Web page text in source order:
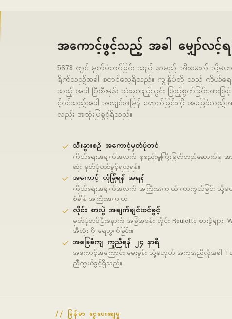
အကောင့်ဖွင့်သည့် အခါ မျှော်လင့်
5678 တွင် မှတ်ပုံတင်ခြင်း သည် နာမည်၊ အီးမေးလ် သို့မ
ရိုက်သည့်အခါ စတင်လေ့ရှိသည်။ ကျွန်ုပ်တို့ သည် ကိုယ်ရ
သည့် အခါ ပြီးစီးမုန်း သုံးခုထည့်သွင်း ဖြည့်စွက်ခြင်းအာ
င့်ဝင်သည့်အခါ အလျင်အမြန် ရောက်ခြင်းကို အခြေခံသည့်
လည်း အသုံးပြုခွင့်ရှိသည်။
သီးခွားစဉ် အကောင့်မှတ်ပုံတင်
ကိုယ်ရေးအချက်အလက် စုစည်းမှုကြီးမြတ်တည်ဆောက်မှု အာ
ဆုံး မှတ်ပုံတင်ခွင့်ရယူရန်။
အကောင့် လုံခြုံရန် အရန်
ကိုယ်ရေးအချက်အလက် အကြီးအကျယ် ကာကွယ်ခြင်း သို့မ
စံချိန် အကြီးအကျယ်။
လိုင်း စားပွဲ အချက်ချင်းဝင်ခွင့်
မှတ်ပုံတင်ပြီးနောက် အခြံအဝန်း လိုင်း Roulette စားပွဲများ၊
အီလုံးကို ရေတွက်ခြင်း။
အခြေခံကျ ကူညီရန် ၂၄ နာရီ
အကောင့်အကြောင်း မေးခွန်း သို့မဟုတ် အကူအညီလိုအခါ
ညီကွယ်ခွင့်ရှိသည်။
မြန်မာ ငွေပေးချေမှု